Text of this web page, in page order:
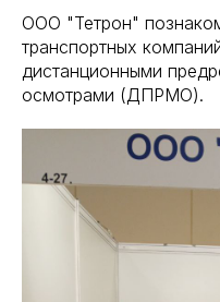
ООО "Тетрон"
транспортных
дистанционными
осмотрами (ДПРМО).